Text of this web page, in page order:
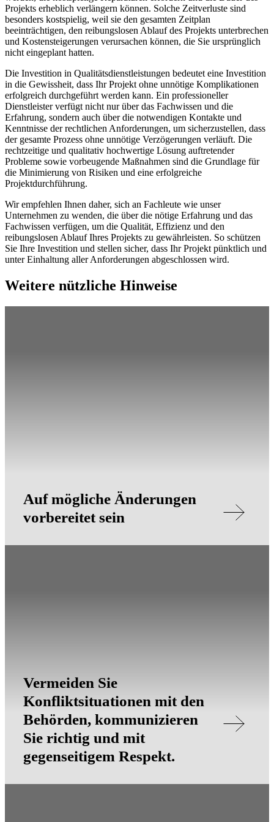
Projekts erheblich verlängern können. Solche Zeitverluste sind
besonders kostspielig, weil sie den gesamten Zeitplan
beeinträchtigen, den reibungslosen Ablauf des Projekts unterbrechen
und Kostensteigerungen verursachen können, die Sie ursprünglich
nicht eingeplant hatten.
Die Investition in Qualitätsdienstleistungen bedeutet eine Investition
in die Gewissheit, dass Ihr Projekt ohne unnötige Komplikationen
erfolgreich durchgeführt werden kann. Ein professioneller
Dienstleister verfügt nicht nur über das Fachwissen und die
Erfahrung, sondern auch über die notwendigen Kontakte und
Kenntnisse der rechtlichen Anforderungen, um sicherzustellen, dass
der gesamte Prozess ohne unnötige Verzögerungen verläuft. Die
rechtzeitige und qualitativ hochwertige Lösung auftretender
Probleme sowie vorbeugende Maßnahmen sind die Grundlage für
die Minimierung von Risiken und eine erfolgreiche
Projektdurchführung.
Wir empfehlen Ihnen daher, sich an Fachleute wie unser
Unternehmen zu wenden, die über die nötige Erfahrung und das
Fachwissen verfügen, um die Qualität, Effizienz und den
reibungslosen Ablauf Ihres Projekts zu gewährleisten. So schützen
Sie Ihre Investition und stellen sicher, dass Ihr Projekt pünktlich und
unter Einhaltung aller Anforderungen abgeschlossen wird.
Weitere nützliche Hinweise
Auf mögliche Änderungen
vorbereitet sein
Vermeiden Sie
Konfliktsituationen mit den
Behörden, kommunizieren
Sie richtig und mit
gegenseitigem Respekt.